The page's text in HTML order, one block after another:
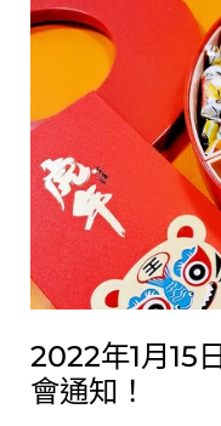
2022年1月15
會通知！